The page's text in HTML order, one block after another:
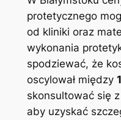
protetycznego
⁢od kliniki⁣ oraz
wykonania
spodziewać, ⁤że
‍oscylował między
skonsultować ‍się
aby uzyskać‌